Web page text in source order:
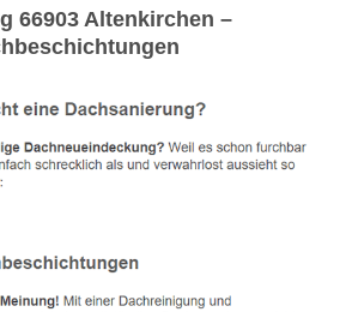
66903 Altenkirchen –